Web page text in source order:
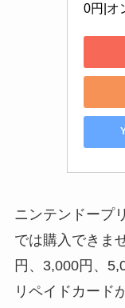
0円|オ
ニンテンドープ
では購入できま
円、3,000円、
リペイドカード